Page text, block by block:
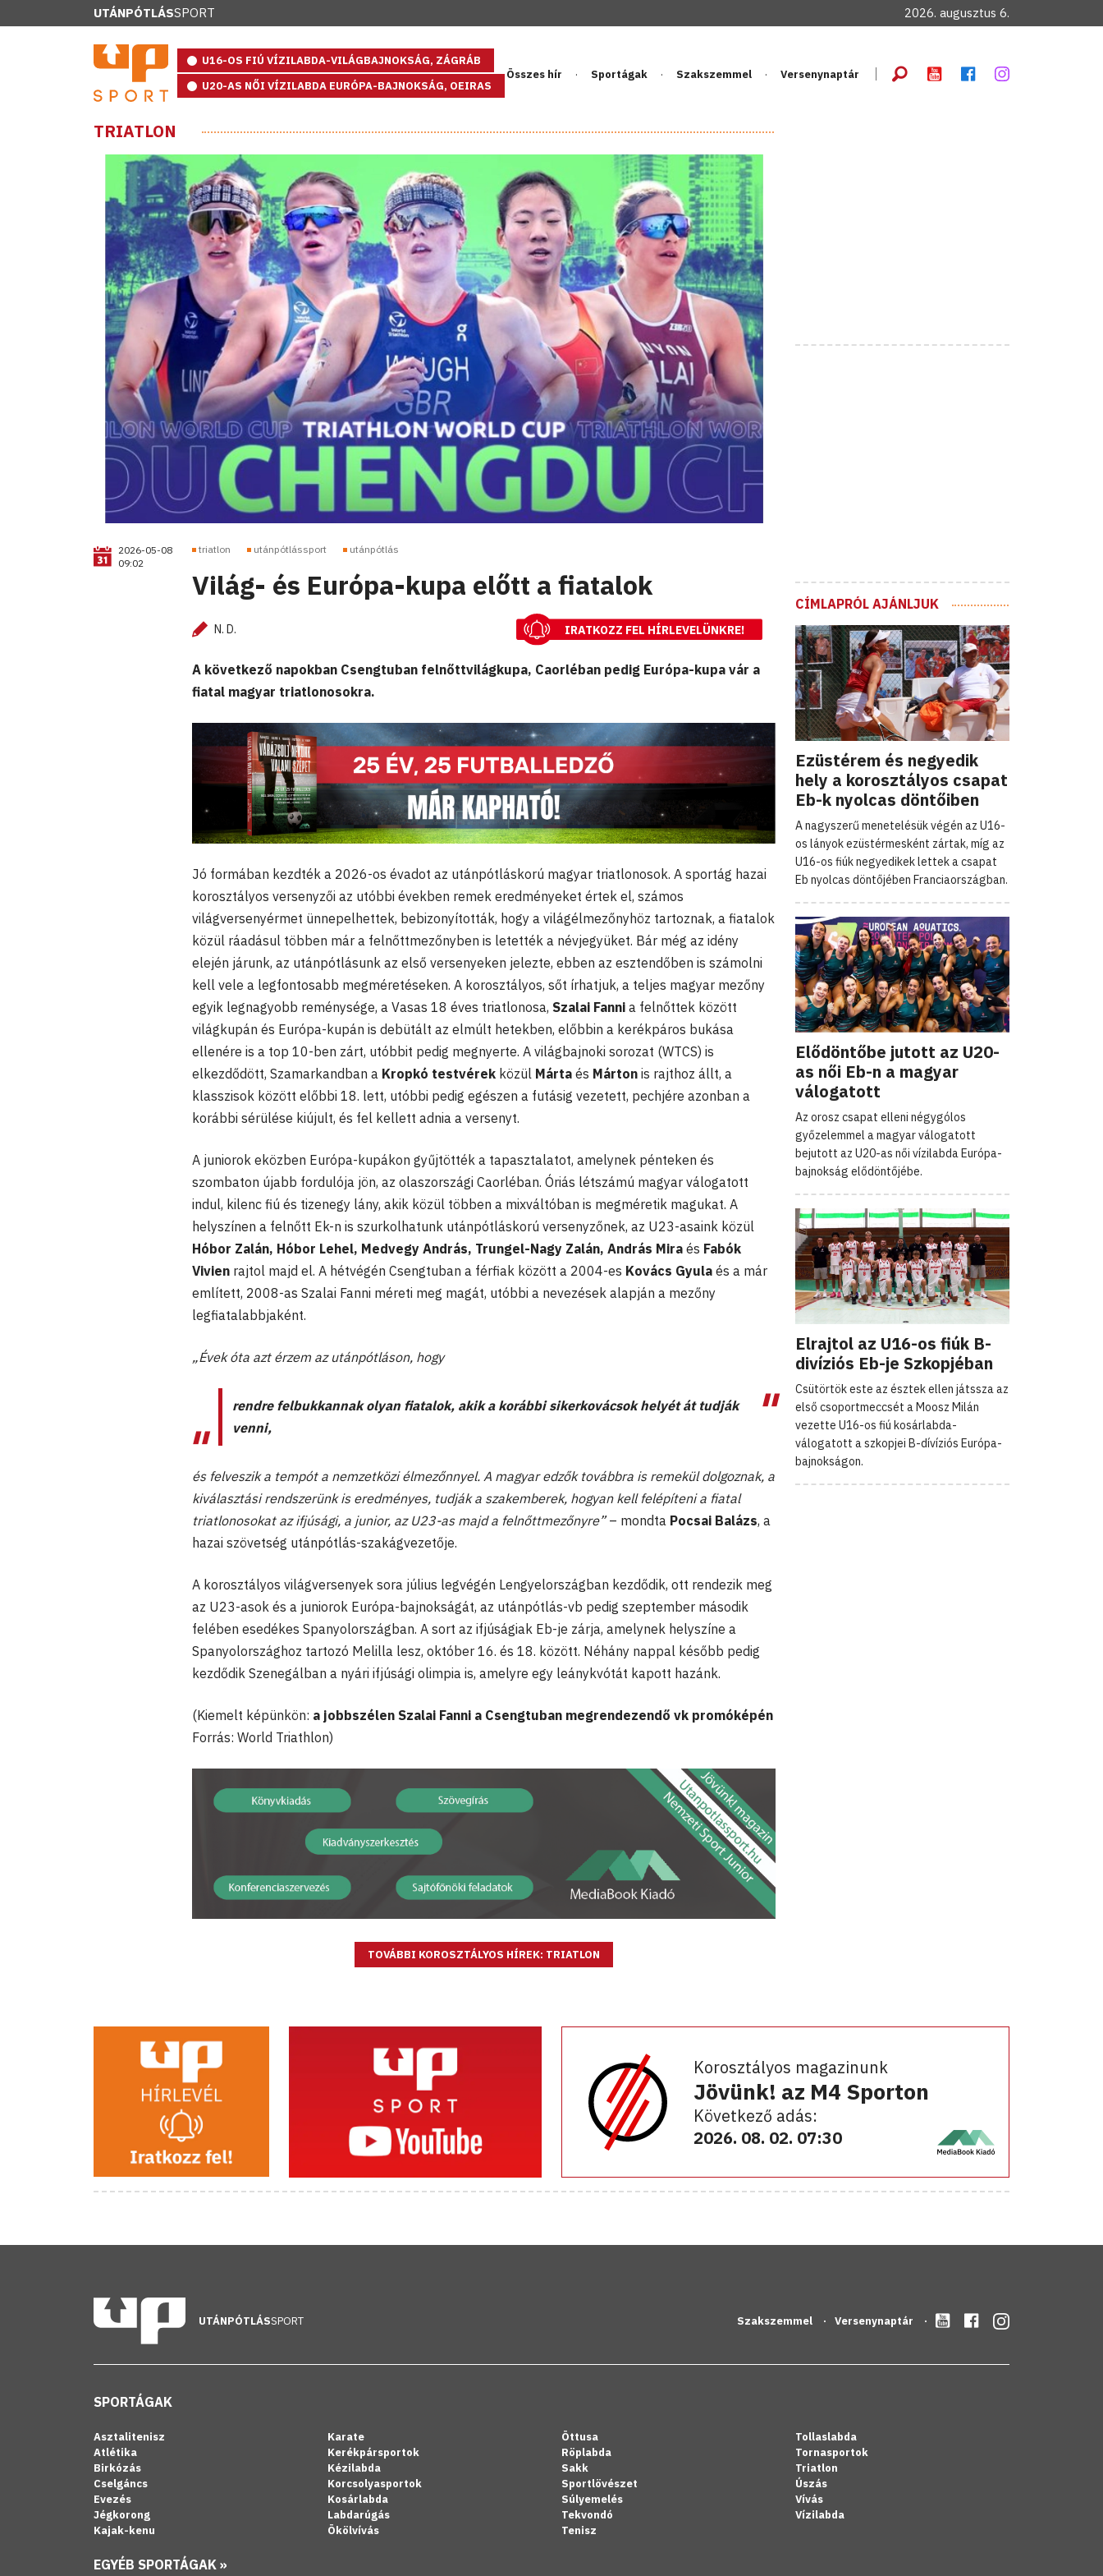
UTÁNPÓTLÁSSPORT 2026. augusztus 6.
U16-OS FIÚ VÍZILABDA-VILÁGBAJNOKSÁG, ZÁGRÁB
U20-AS NŐI VÍZILABDA EURÓPA-BAJNOKSÁG, OEIRAS
Összes hír Sportágak Szakszemmel Versenynaptár
TRIATLON
2026-05-08
09:02
triatlon utánpótlássport utánpótlás
Világ- és Európa-kupa előtt a fiatalok
N. D. IRATKOZZ FEL HÍRLEVELÜNKRE!
A következő napokban Csengtuban felnőttvilágkupa, Caorléban pedig Európa-kupa vár a
fiatal magyar triatlonosokra.
Jó formában kezdték a 2026-os évadot az utánpótláskorú magyar triatlonosok. A sportág hazai
korosztályos versenyzői az utóbbi években remek eredményeket értek el, számos
világversenyérmet ünnepelhettek, bebizonyították, hogy a világélmezőnyhöz tartoznak, a fiatalok
közül ráadásul többen már a felnőttmezőnyben is letették a névjegyüket. Bár még az idény
elején járunk, az utánpótlásunk az első versenyeken jelezte, ebben az esztendőben is számolni
kell vele a legfontosabb megméretéseken. A korosztályos, sőt írhatjuk, a teljes magyar mezőny
egyik legnagyobb reménysége, a Vasas 18 éves triatlonosa, Szalai Fanni a felnőttek között
világkupán és Európa-kupán is debütált az elmúlt hetekben, előbbin a kerékpáros bukása
ellenére is a top 10-ben zárt, utóbbit pedig megnyerte. A világbajnoki sorozat (WTCS) is
elkezdődött, Szamarkandban a Kropkó testvérek közül Márta és Márton is rajthoz állt, a
klasszisok között előbbi 18. lett, utóbbi pedig egészen a futásig vezetett, pechjére azonban a
korábbi sérülése kiújult, és fel kellett adnia a versenyt.
A juniorok eközben Európa-kupákon gyűjtötték a tapasztalatot, amelynek pénteken és
szombaton újabb fordulója jön, az olaszországi Caorléban. Óriás létszámú magyar válogatott
indul, kilenc fiú és tizenegy lány, akik közül többen a mixváltóban is megméretik magukat. A
helyszínen a felnőtt Ek-n is szurkolhatunk utánpótláskorú versenyzőnek, az U23-asaink közül
Hóbor Zalán, Hóbor Lehel, Medvegy András, Trungel-Nagy Zalán, András Mira és Fabók
Vivien rajtol majd el. A hétvégén Csengtuban a férfiak között a 2004-es Kovács Gyula és a már
említett, 2008-as Szalai Fanni méreti meg magát, utóbbi a nevezések alapján a mezőny
legfiatalabbjaként.
„Évek óta azt érzem az utánpótláson, hogy
rendre felbukkannak olyan fiatalok, akik a korábbi sikerkovácsok helyét át tudják
venni,
és felveszik a tempót a nemzetközi élmezőnnyel. A magyar edzők továbbra is remekül dolgoznak, a
kiválasztási rendszerünk is eredményes, tudják a szakemberek, hogyan kell felépíteni a fiatal
triatlonosokat az ifjúsági, a junior, az U23-as majd a felnőttmezőnyre”– mondta Pocsai Balázs, a
hazai szövetség utánpótlás-szakágvezetője.
A korosztályos világversenyek sora július legvégén Lengyelországban kezdődik, ott rendezik meg
az U23-asok és a juniorok Európa-bajnokságát, az utánpótlás-vb pedig szeptember második
felében esedékes Spanyolországban. A sort az ifjúságiak Eb-je zárja, amelynek helyszíne a
Spanyolországhoz tartozó Melilla lesz, október 16. és 18. között. Néhány nappal később pedig
kezdődik Szenegálban a nyári ifjúsági olimpia is, amelyre egy leánykvótát kapott hazánk.
(Kiemelt képünkön: a jobbszélen Szalai Fanni a Csengtuban megrendezendő vk promóképén
Forrás: World Triathlon)
TOVÁBBI KOROSZTÁLYOS HÍREK: TRIATLON
CÍMLAPRÓL AJÁNLJUK
Ezüstérem és negyedik
hely a korosztályos csapat
Eb-k nyolcas döntőiben
A nagyszerű menetelésük végén az U16-
os lányok ezüstérmesként zártak, míg az
U16-os fiúk negyedikek lettek a csapat
Eb nyolcas döntőjében Franciaországban.
Elődöntőbe jutott az U20-
as női Eb-n a magyar
válogatott
Az orosz csapat elleni négygólos
győzelemmel a magyar válogatott
bejutott az U20-as női vízilabda Európa-
bajnokság elődöntőjébe.
Elrajtol az U16-os fiúk B-
divíziós Eb-je Szkopjéban
Csütörtök este az észtek ellen játssza az
első csoportmeccsét a Moosz Milán
vezette U16-os fiú kosárlabda-
válogatott a szkopjei B-dívíziós Európa-
bajnokságon.
Korosztályos magazinunk
Jövünk! az M4 Sporton
Következő adás:
2026. 08. 02. 07:30
UTÁNPÓTLÁSSPORT Szakszemmel Versenynaptár
SPORTÁGAK
Asztalitenisz
Atlétika
Birkózás
Cselgáncs
Evezés
Jégkorong
Kajak-kenu
Karate
Kerékpársportok
Kézilabda
Korcsolyasportok
Kosárlabda
Labdarúgás
Ökölvívás
Öttusa
Röplabda
Sakk
Sportlövészet
Súlyemelés
Tekvondó
Tenisz
Tollaslabda
Tornasportok
Triatlon
Úszás
Vívás
Vízilabda
EGYÉB SPORTÁGAK »